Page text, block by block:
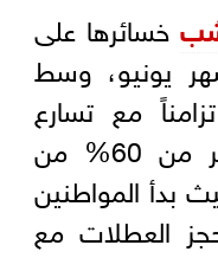
خسائرها على
يونيو، وسط
تزامناً مع تسارع
عملية تناول اللقاح - أكثر من 60% من
بدأ المواطنين
العطلات مع